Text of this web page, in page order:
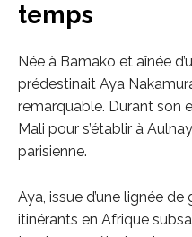
temps
Née à Bamako et aînée
prédestinait Aya
remarquable. Durant son
Mali pour s’établir à
parisienne.
Aya, issue d’une lignée
itinérants en Afrique